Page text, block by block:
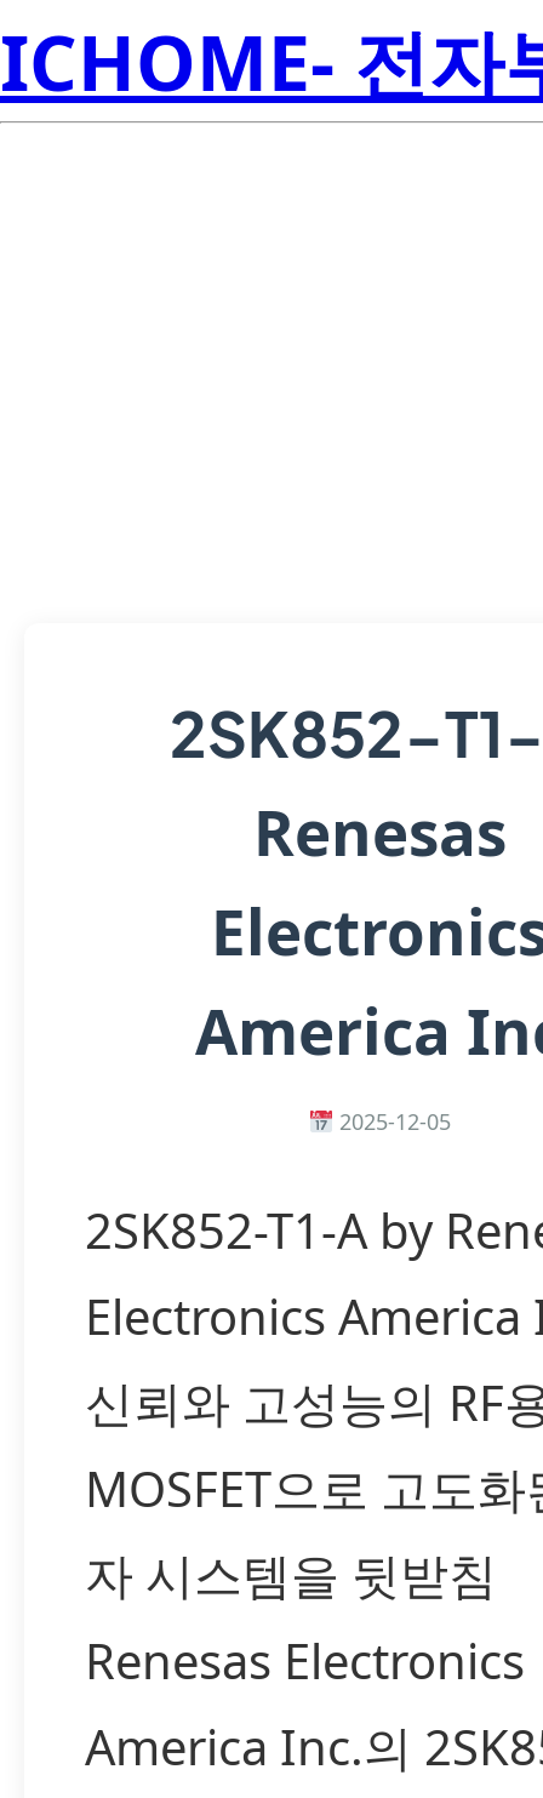
ICHOME- 전자
2SK852-
Renesas
America
2025-12-05
2SK852-T1-A by
Electronics
신뢰와 고성능의 RF
MOSFET으로 고도
자 시스템을 뒷받침
Renesas Electronics
America Inc.의